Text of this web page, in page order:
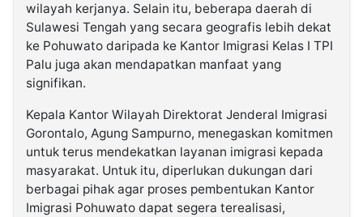
wilayah kerjanya. Selain itu, beberapa daerah di
Sulawesi Tengah yang secara geografis lebih dekat
ke Pohuwato daripada ke Kantor Imigrasi Kelas I TPI
Palu juga akan mendapatkan manfaat yang
signifikan.
Kepala Kantor Wilayah Direktorat Jenderal Imigrasi
Gorontalo, Agung Sampurno, menegaskan komitmen
untuk terus mendekatkan layanan imigrasi kepada
masyarakat. Untuk itu, diperlukan dukungan dari
berbagai pihak agar proses pembentukan Kantor
Imigrasi Pohuwato dapat segera terealisasi,